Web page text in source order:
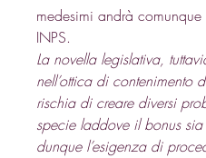
medesimi andrà
INPS.
La novella legislativa,
nell’ottica di contenimento
rischia di creare diversi
specie laddove il bonus
dunque l’esigenza di